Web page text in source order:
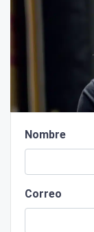
Nombre
Correo